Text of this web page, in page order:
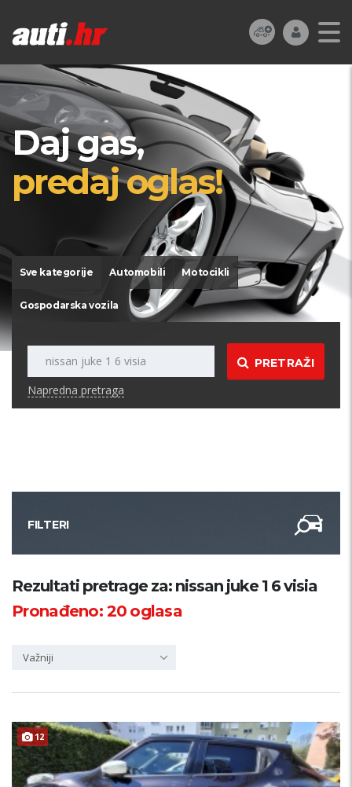
Daj gas,
predaj oglas!
Sve kategorije Automobili Motocikli
Gospodarska vozila
PRETRAŽI
Napredna pretraga
FILTERI
Kategorija
PRETRAŽI
Rezultati pretrage za: nissan juke 1 6 visia
Pronađeno:20oglasa
Važniji
12